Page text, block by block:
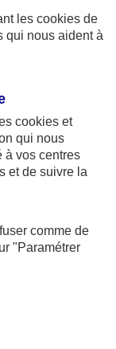
Vie sont
de
les cookies de
qui nous aident à
cookies et
qui nous
à vos centres
et de suivre la
comme de
"Paramétrer